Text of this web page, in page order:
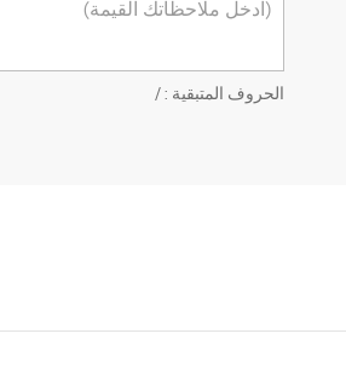
الحروف المتبقية :/